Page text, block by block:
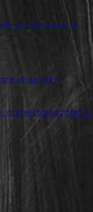
per ambienti di
un quadro
come trasformiamo